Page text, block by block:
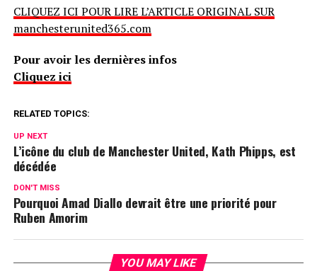
CLIQUEZ ICI POUR LIRE L’ARTICLE ORIGINAL SUR
manchesterunited365.com
Pour avoir les dernières infos
Cliquez ici
RELATED TOPICS:
UP NEXT
L’icône du club de Manchester United, Kath Phipps, est
décédée
DON'T MISS
Pourquoi Amad Diallo devrait être une priorité pour
Ruben Amorim
YOU MAY LIKE